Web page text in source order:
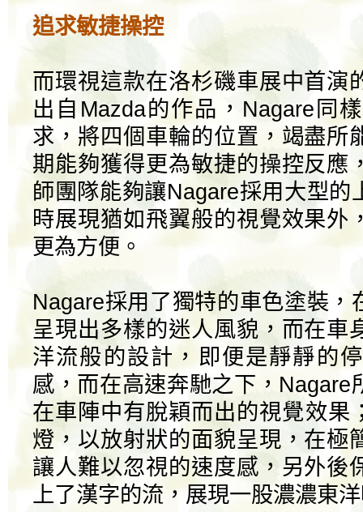
追求敏捷操控
而環視這款在洛杉磯車展中首演
出自Mazda的作品，Nagare同
求，將四個車輪的位置，竭盡所
期能夠獲得更為敏捷的操控反應
師團隊能夠讓Nagare採用大型的
時展現猶如飛翼般的視覺效果外
更為方便。
Nagare採用了獨特的車色塗裝，
呈現出多樣的迷人風貌，而在車
洋流般的設計，即便是靜靜的
感，而在高速奔馳之下，Nagare
在車陣中有脫穎而出的視覺效果
燈，以放射狀的面貌呈現，在極
讓人難以忽視的速度感，另外後
上了漢字的流，展現一股濃濃東